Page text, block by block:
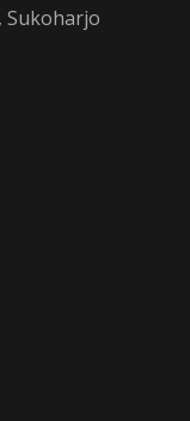
Sukoharjo